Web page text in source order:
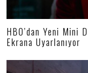
HBO’dan Yeni Mini
Ekrana Uyarlanıyor